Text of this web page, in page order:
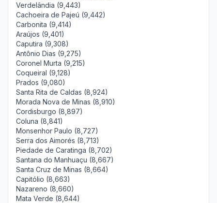
Verdelândia (9,443)
Cachoeira de Pajeú (9,442)
Carbonita (9,414)
Araújos (9,401)
Caputira (9,308)
Antônio Dias (9,275)
Coronel Murta (9,215)
Coqueiral (9,128)
Prados (9,080)
Santa Rita de Caldas (8,924)
Morada Nova de Minas (8,910)
Cordisburgo (8,897)
Coluna (8,841)
Monsenhor Paulo (8,727)
Serra dos Aimorés (8,713)
Piedade de Caratinga (8,702)
Santana do Manhuaçu (8,667)
Santa Cruz de Minas (8,664)
Capitólio (8,663)
Nazareno (8,660)
Mata Verde (8,644)